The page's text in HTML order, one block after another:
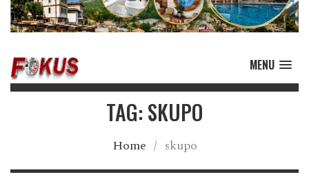
MENU
TAG: SKUPO
Home / skupo